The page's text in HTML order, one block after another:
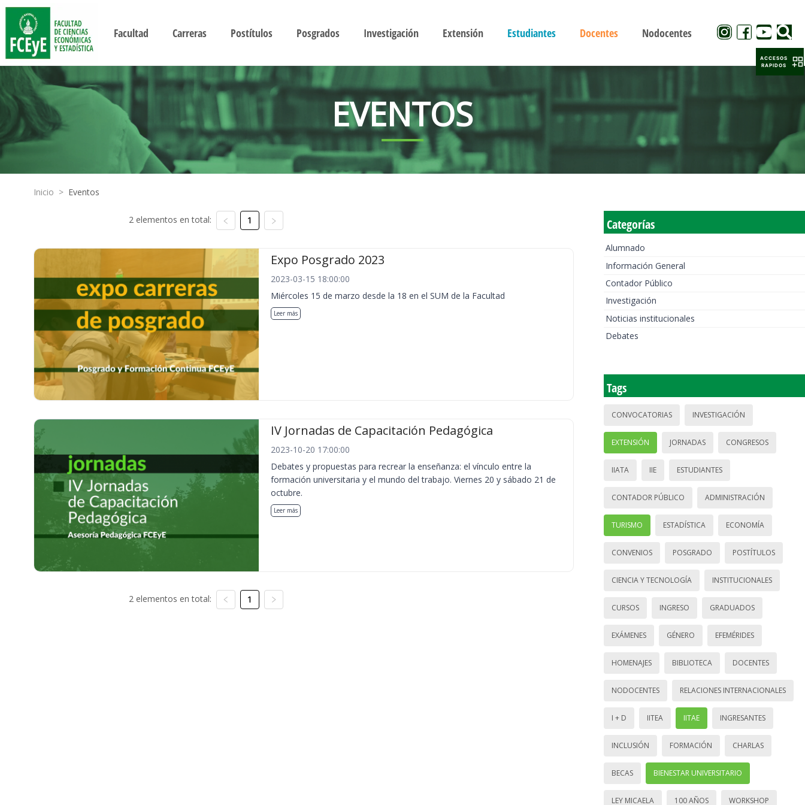
Facultad Carreras Postítulos Posgrados Investigación Extensión Estudiantes Docentes Nodocentes
EVENTOS
Inicio > Eventos
2 elementos en total: 1
Expo Posgrado 2023
2023-03-15 18:00:00
Miércoles 15 de marzo desde la 18 en el SUM de la Facultad
Leer más
IV Jornadas de Capacitación Pedagógica
2023-10-20 17:00:00
Debates y propuestas para recrear la enseñanza: el vínculo entre la
formación universitaria y el mundo del trabajo. Viernes 20 y sábado 21 de
octubre.
Leer más
2 elementos en total: 1
Categorías
Alumnado
Información General
Contador Público
Investigación
Noticias institucionales
Debates
Tags
CONVOCATORIAS INVESTIGACIÓN
EXTENSIÓN JORNADAS CONGRESOS
IIATA IIE ESTUDIANTES
CONTADOR PÚBLICO ADMINISTRACIÓN
TURISMO ESTADÍSTICA ECONOMÍA
CONVENIOS POSGRADO POSTÍTULOS
CIENCIA Y TECNOLOGÍA INSTITUCIONALES
CURSOS INGRESO GRADUADOS
EXÁMENES GÉNERO EFEMÉRIDES
HOMENAJES BIBLIOTECA DOCENTES
NODOCENTES RELACIONES INTERNACIONALES
I + D IITEA IITAE INGRESANTES
INCLUSIÓN FORMACIÓN CHARLAS
BECAS BIENESTAR UNIVERSITARIO
LEY MICAELA 100 AÑOS WORKSHOP
ACCESOS
RAPIDOS